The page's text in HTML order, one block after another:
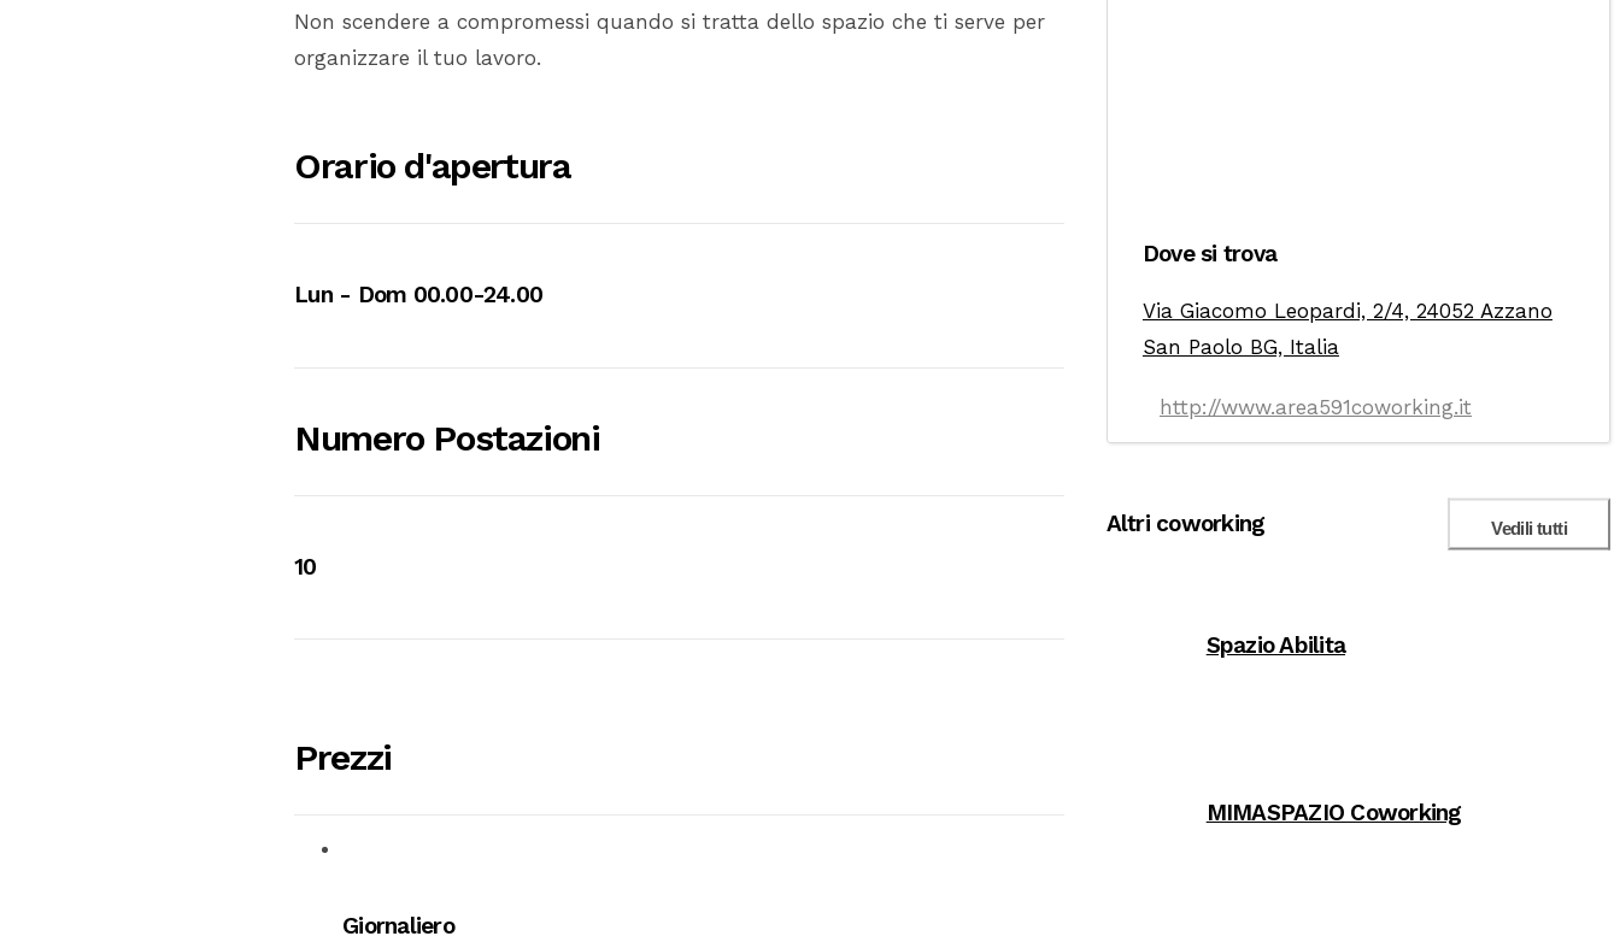
Non scendere a compromessi quando si tratta dello spazio che ti serve per
organizzare il tuo lavoro.
Orario d'apertura
Lun - Dom 00.00-24.00
Numero Postazioni
10
Prezzi
Giornaliero
Dove si trova
Via Giacomo Leopardi, 2/4, 24052 Azzano
San Paolo BG, Italia
http://www.area591coworking.it
Altri coworking Vedili tutti
Spazio Abilita
MIMASPAZIO Coworking